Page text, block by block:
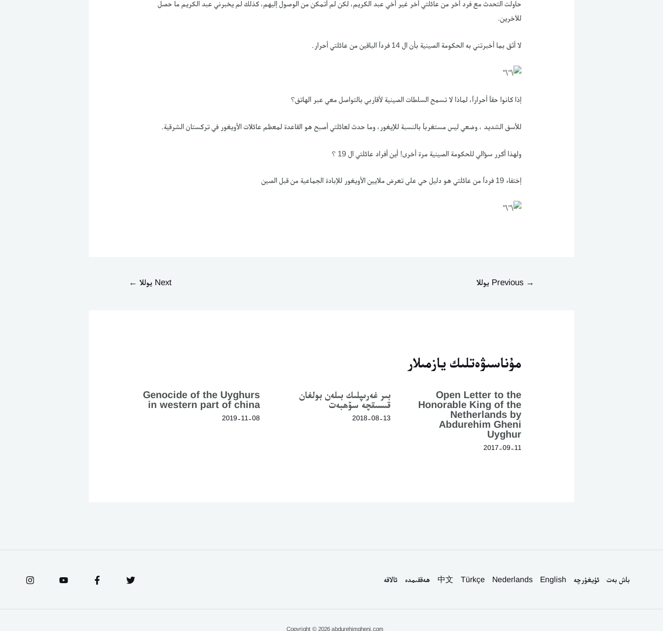
‏حاولت التحدث مع فرد آخر من عائلتي آخر غير أخي عبد الكريم، لكن لم أتمكن من الوصول إليهم، كذلك لم يخبرني عبد الكريم ما حصل
للآخرين.
‏لا أثق بما أخبرتني به الحكومة الصينية بأن ال 14 فرداً الباقين من عائلتي أحرار.
‏إذا كانوا حقاً أحراراً، لماذا لا تسمح السلطات الصينية لأقاربي بالتواصل معي عبر الهاتف؟
‏للأسف الشديد ، وضعي ليس مستغرباً بالنسبة للإيغور، وما حدث لعائلتي أصبح هو القاعدة لمعظم عائلات الأويغور في تركستان الشرقية.
‏ولهذا أكرر سؤالي للحكومة الصينية مرة أخرى! أين أفراد عائلتي ال 19 ؟
‏إختفاء 19 فرداً من عائلتي هو دليل حي على تعرض ملايين الأويغور للإبادة الجماعية من قبل الصين
→ Next يوللا ←
مۇناسىۋەتلىك يازمىلار
Open Letter to the
Honorable King of the
Netherlands by
Abdurehim Gheni
Uyghur
2017-09-11
بىر غەرىپلىك بىلەن بولغان
قىسىقچە سۆھبەت
2018-08-13
Genocide of the Uyghurs
in western part of china
2019-11-08
باش بەت ئۇيغۇرچە English
Nederlands
Türkçe
中文 ھەققىمدە ئالاقە
Copyright © 2026 abdurehimgheni.com